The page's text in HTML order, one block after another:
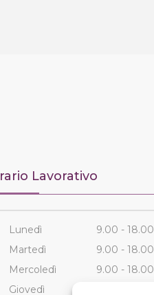
Lavorativo
Lunedì
9.00 - 18.00
Martedì
9.00 - 18.00
Mercoledì
9.00 - 18.00
Giovedì